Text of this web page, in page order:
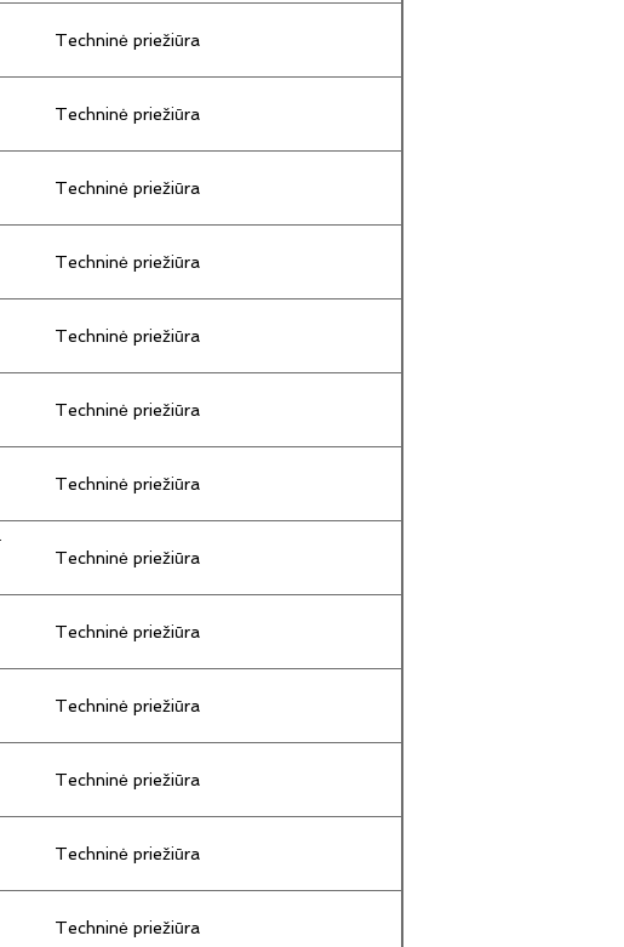
Techninė priežiūra
Techninė priežiūra
Techninė priežiūra
Techninė priežiūra
Techninė priežiūra
Techninė priežiūra
Techninė priežiūra
Techninė priežiūra
Techninė priežiūra
Techninė priežiūra
Techninė priežiūra
Techninė priežiūra
Techninė priežiūra